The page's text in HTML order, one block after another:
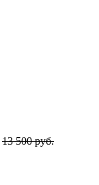
13 500 руб.